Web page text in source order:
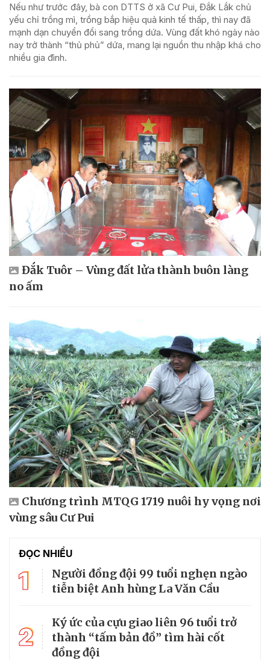
Nếu như trước đây, bà con DTTS ở xã Cư Pui, Đắk Lắk chủ
yếu chỉ trồng mì, trồng bắp hiệu quả kinh tế thấp, thì nay đã
mạnh dạn chuyển đổi sang trồng dứa. Vùng đất khó ngày nào
nay trở thành “thủ phủ” dứa, mang lại nguồn thu nhập khá cho
nhiều gia đình.
Đắk Tuôr – Vùng đất lửa thành buôn làng
no ấm
Chương trình MTQG 1719 nuôi hy vọng nơi
vùng sâu Cư Pui
ĐỌC NHIỀU
1
Người đồng đội 99 tuổi nghẹn ngào
tiễn biệt Anh hùng La Văn Cầu
2
Ký ức của cựu giao liên 96 tuổi trở
thành “tấm bản đồ” tìm hài cốt
đồng đội